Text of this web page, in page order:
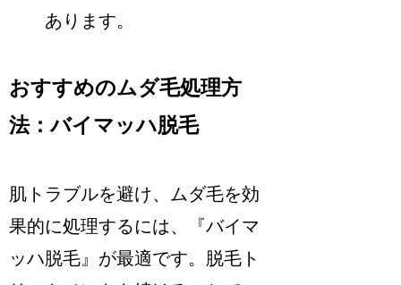
あります。
おすすめのムダ毛処理方
法：バイマッハ脱毛
肌トラブルを避け、ムダ毛を効
果的に処理するには、『バイマ
ッハ脱毛』が最適です。脱毛ト